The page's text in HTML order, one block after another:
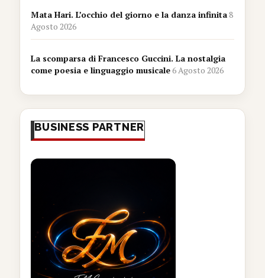
Mata Hari. L’occhio del giorno e la danza infinita8
Agosto 2026
La scomparsa di Francesco Guccini. La nostalgia
come poesia e linguaggio musicale6 Agosto 2026
BUSINESS PARTNER